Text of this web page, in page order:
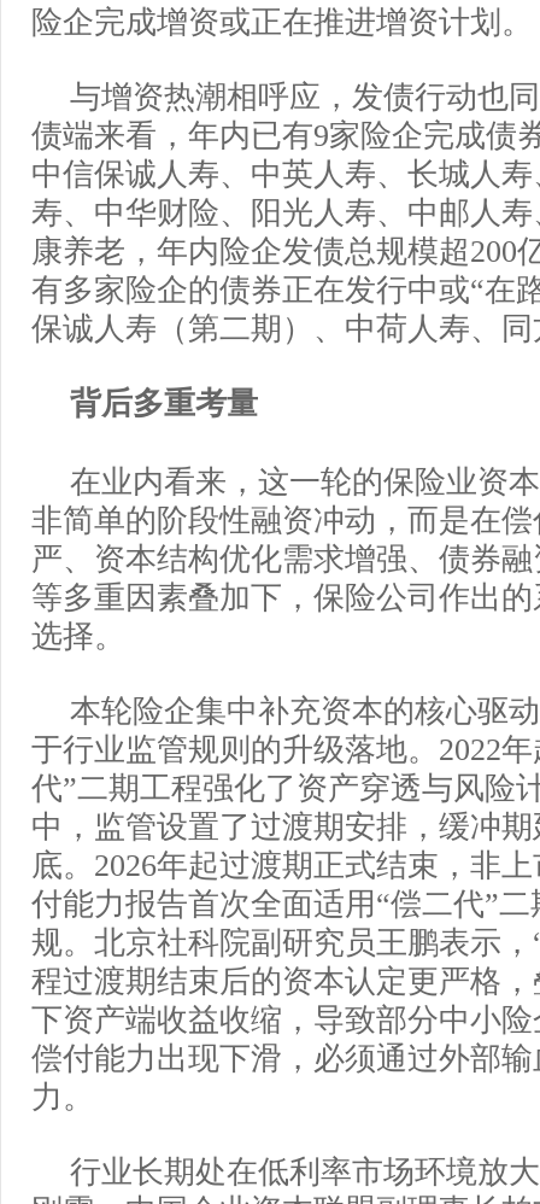
险企完成增资或正在推进增资计划。
与增资热潮相呼应，发债行动也
债端来看，年内已有9家险企完成债
中信保诚人寿、中英人寿、长城人
寿、中华财险、阳光人寿、中邮人
康养老，年内险企发债总规模超200
有多家险企的债券正在发行中或“在
保诚人寿（第二期）、中荷人寿、
背后多重考量
在业内看来，这一轮的保险业资
非简单的阶段性融资冲动，而是在
严、资本结构优化需求增强、债券
等多重因素叠加下，保险公司作出
选择。
本轮险企集中补充资本的核心驱
于行业监管规则的升级落地。2022
代”二期工程强化了资产穿透与风险
中，监管设置了过渡期安排，缓冲期
底。2026年起过渡期正式结束，非
付能力报告首次全面适用“偿二代”
规。北京社科院副研究员王鹏表示，
程过渡期结束后的资本认定更严格
下资产端收益收缩，导致部分中小
偿付能力出现下滑，必须通过外部
力。
行业长期处在低利率市场环境放